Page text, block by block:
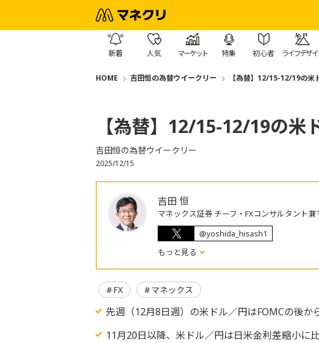
新着 人気 マーケット 特集 初心者 ライフデザ
HOME 吉田恒の為替ウイークリー 【為替】12/15-12/19の米
【為替】12/15-12/19の米
吉田恒の為替ウイークリー
2025/12/15
吉田 恒
マネックス証券 チーフ・FXコンサルタント
@yoshida_hisash1
もっと見る
FX マネックス
先週（12月8日週）の米ドル／円はFOMCの後か
11月20日以降、米ドル／円は日米金利差縮小に